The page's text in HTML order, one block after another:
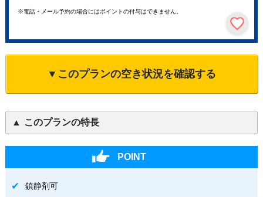
※電話・メール予約の場合にはポイントの付与はできません。
▼このプランの空き状況を確認する
このプランの特長
POINT
鎮静剤可